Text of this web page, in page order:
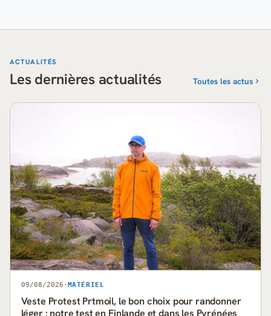
ACTUALITÉS
Les dernières actualités Toutes les actus
09/08/2026 · MATÉRIEL
Veste Protest Prtmoil, le bon choix pour randonner
léger : notre test en Finlande et dans les Pyrénées